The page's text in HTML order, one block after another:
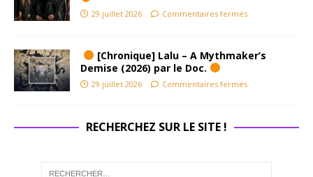
29 juillet 2026 Commentaires fermés
[Chronique] Lalu – A Mythmaker’s
Demise (2026) par le Doc.
29 juillet 2026 Commentaires fermés
RECHERCHEZ SUR LE SITE !